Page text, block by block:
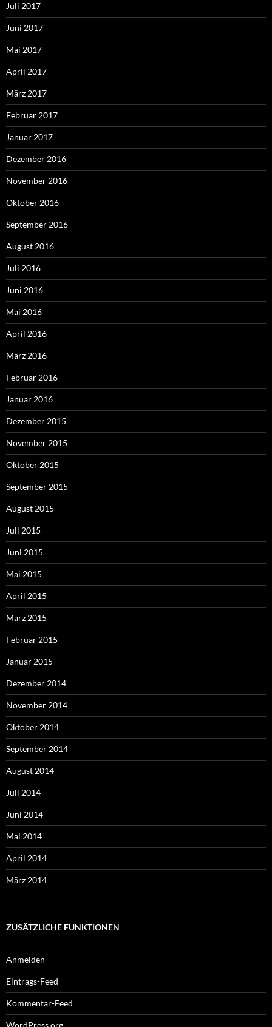
Juli 2017
Juni 2017
Mai 2017
April 2017
März 2017
Februar 2017
Januar 2017
Dezember 2016
November 2016
Oktober 2016
September 2016
August 2016
Juli 2016
Juni 2016
Mai 2016
April 2016
März 2016
Februar 2016
Januar 2016
Dezember 2015
November 2015
Oktober 2015
September 2015
August 2015
Juli 2015
Juni 2015
Mai 2015
April 2015
März 2015
Februar 2015
Januar 2015
Dezember 2014
November 2014
Oktober 2014
September 2014
August 2014
Juli 2014
Juni 2014
Mai 2014
April 2014
März 2014
ZUSÄTZLICHE FUNKTIONEN
Anmelden
Eintrags-Feed
Kommentar-Feed